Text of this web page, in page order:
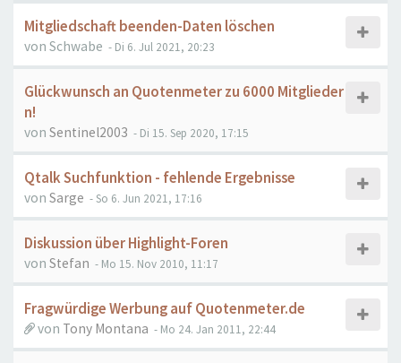
Mitgliedschaft beenden-Daten löschen
von Schwabe - Di 6. Jul 2021, 20:23
Glückwunsch an Quotenmeter zu 6000 Mitglieder
n!
von Sentinel2003 - Di 15. Sep 2020, 17:15
Qtalk Suchfunktion - fehlende Ergebnisse
von Sarge - So 6. Jun 2021, 17:16
Diskussion über Highlight-Foren
von Stefan - Mo 15. Nov 2010, 11:17
Fragwürdige Werbung auf Quotenmeter.de
von Tony Montana - Mo 24. Jan 2011, 22:44